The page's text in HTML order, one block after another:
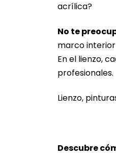
acrílica?
No te
marco
En el lienzo,
profesionales.
Lienzo,
Descubre